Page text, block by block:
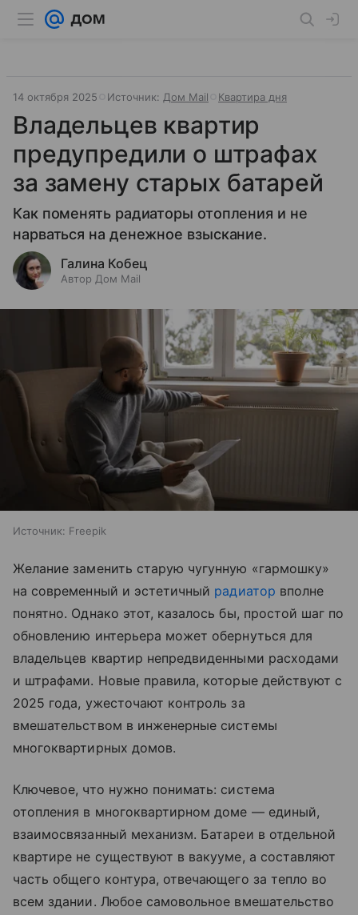
14 октября 2025 Источник: Дом Mail Квартира дня
Владельцев квартир
предупредили о штрафах
за замену старых батарей
Как поменять радиаторы отопления и не
нарваться на денежное взыскание.
Галина Кобец
Автор Дом Mail
Источник: Freepik
Желание заменить старую чугунную «гармошку»
на современный и эстетичный радиатор вполне
понятно. Однако этот, казалось бы, простой шаг по
обновлению интерьера может обернуться для
владельцев квартир непредвиденными расходами
и штрафами. Новые правила, которые действуют с
2025 года, ужесточают контроль за
вмешательством в инженерные системы
многоквартирных домов.
Ключевое, что нужно понимать: система
отопления в многоквартирном доме — единый,
взаимосвязанный механизм. Батареи в отдельной
квартире не существуют в вакууме, а составляют
часть общего контура, отвечающего за тепло во
всем здании. Любое самовольное вмешательство